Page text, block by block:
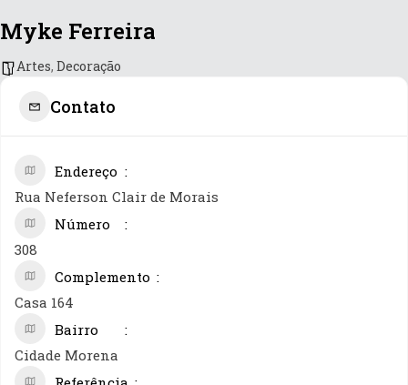
Myke Ferreira
Artes, Decoração
Contato
Endereço
Rua Neferson Clair de Morais
Número
308
Complemento
Casa 164
Bairro
Cidade Morena